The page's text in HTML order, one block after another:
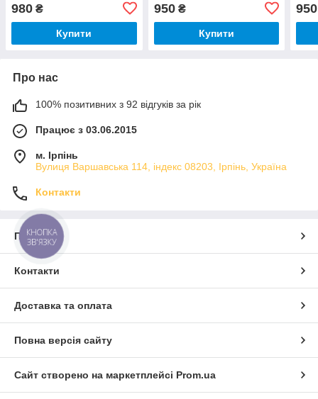
980 ₴
Купити
950₴
Купити
950
Про нас
100% позитивних з 92 відгуків за рік
Працює з 03.06.2015
м. Ірпінь
Вулиця Варшавська 114, індекс 08203, Ірпінь, Україна
Контакти
Про нас
Контакти
Доставка та оплата
Повна версія сайту
Сайт створено на маркетплейсі Prom.ua
КНОПКА
ЗВ'ЯЗКУ